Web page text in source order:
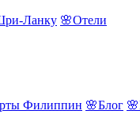
Ланку 🌸Отели
Филиппин 🌸Блог